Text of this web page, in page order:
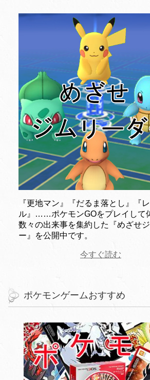
『更地マン』『だるま落とし』『
ル』……ポケモンGOをプレイして
数々の出来事を集約した『めざせ
ー』を公開中です。
今すぐ読む
ポケモンゲームおすすめ